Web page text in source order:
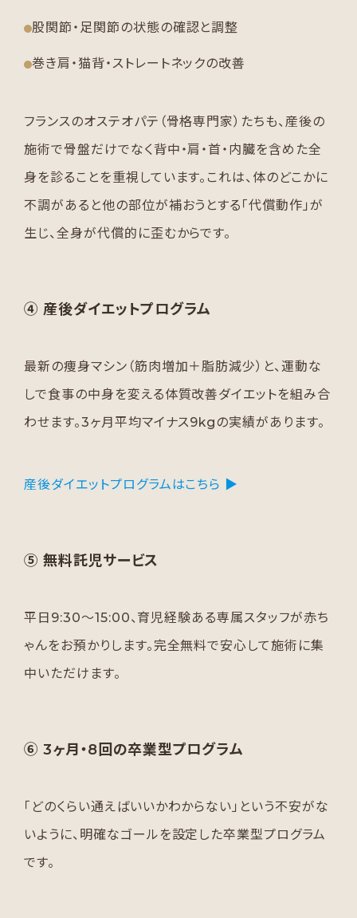
股関節・足関節の状態の確認と調整
巻き肩・猫背・ストレートネックの改善
フランスのオステオパテ（骨格専門家）たちも、産後の
施術で骨盤だけでなく背中・肩・首・内臓を含めた全
身を診ることを重視しています。これは、体のどこかに
不調があると他の部位が補おうとする「代償動作」が
生じ、全身が代償的に歪むからです。
④ 産後ダイエットプログラム
最新の痩身マシン（筋肉増加＋脂肪減少）と、運動な
しで食事の中身を変える体質改善ダイエットを組み合
わせます。3ヶ月平均マイナス9kgの実績があります。
産後ダイエットプログラムはこちら ▶
⑤ 無料託児サービス
平日9:30〜15:00、育児経験ある専属スタッフが赤ち
ゃんをお預かりします。完全無料で安心して施術に集
中いただけます。
⑥ 3ヶ月・8回の卒業型プログラム
「どのくらい通えばいいかわからない」という不安がな
いように、明確なゴールを設定した卒業型プログラム
です。